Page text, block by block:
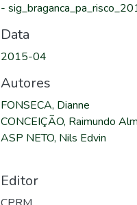
-
Data
2015-04
Autores
FONSECA, Dianne
CONCEIÇÃO, Raimundo
ASP NETO, Nils Edvin
Editor